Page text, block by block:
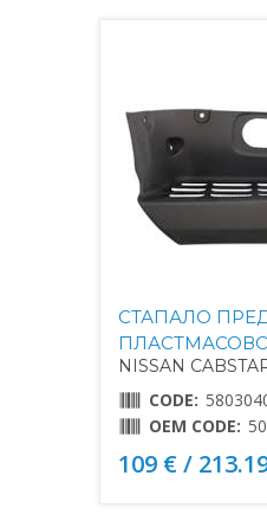
СТАПАЛО
NISSAN
CODE:
OEM CODE:
109 € /